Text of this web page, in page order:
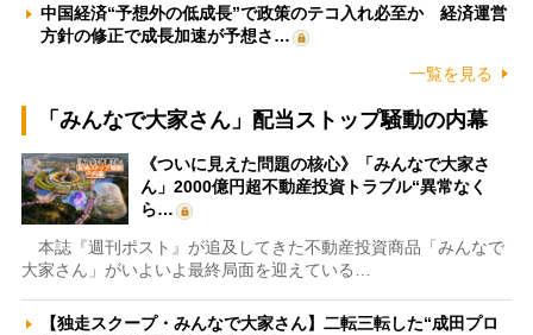
中国経済“予想外の低成長”で政策のテコ入れ必至か 経済運営
方針の修正で成長加速が予想さ…
一覧を見る
「みんなで大家さん」配当ストップ騒動の内幕
《ついに見えた問題の核心》「みんなで大家さ
ん」2000億円超不動産投資トラブル“異常なく
ら…
本誌『週刊ポスト』が追及してきた不動産投資商品「みんなで
大家さん」がいよいよ最終局面を迎えている…
【独走スクープ・みんなで大家さん】二転三転した“成田プロ